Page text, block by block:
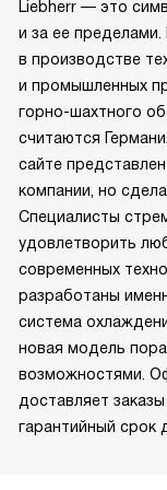
Liebherr — это
и за ее
в производстве
и промышленных
горно-шахтного
считаются
сайте
компании, но
Специалисты
удовлетворить
современных
разработаны
система
новая модель
возможностями.
доставляет
гарантийный срок